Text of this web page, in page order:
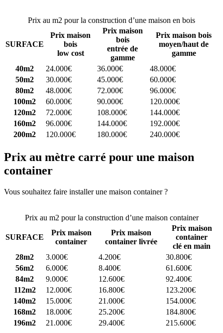
Prix au m2 pour la construction d’une maison en bois
SURFACE
Prix maison
bois
low cost
Prix maison
bois
entrée de
gamme
Prix maison bois
moyen/haut de
gamme
40m2
24.000€ 36.000€
48.000€
50m2
30.000€ 45.000€
60.000€
80m2
48.000€ 72.000€
96.000€
100m2
60.000€ 90.000€
120.000€
120m2
72.000€ 108.000€
144.000€
160m2
96.000€ 144.000€
192.000€
200m2
120.000€ 180.000€ 240.000€
Prix au mètre carré pour une maison
container
Vous souhaitez faire installer une maison container ?
Prix au m2 pour la construction d’une maison container
SURFACE
Prix maison
container
Prix maison
container livrée
Prix maison
container
clé en main
28m2
3.000€ 4.200€
30.800€
56m2
6.000€ 8.400€
61.600€
84m2
9.000€ 12.600€
92.400€
112m2
12.000€ 16.800€
123.200€
140m2
15.000€ 21.000€
154.000€
168m2
18.000€ 25.200€
184.800€
196m2
21.000€ 29.400€ 215.600€